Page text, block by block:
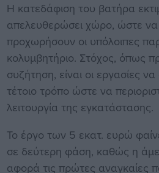
Η κατεδάφιση του βατήρα
απελευθερώσει χώρο, ώστε
προχωρήσουν οι υπόλοιπες
κολυμβητήριο. Στόχος, όπως
συζήτηση, είναι οι εργασίες
τέτοιο τρόπο ώστε να
λειτουργία της εγκατάστασης.
Το έργο των 5 εκατ. ευρώ
σε δεύτερη φάση, καθώς η
αφορά τις πρώτες αναγκαίες